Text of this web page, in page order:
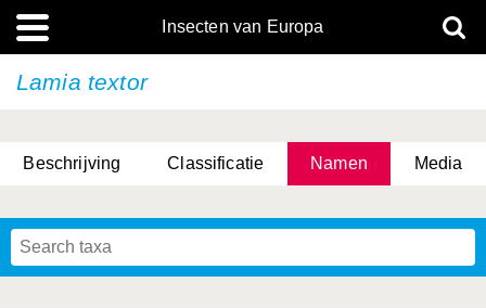
Insecten van Europa
Lamia textor
Beschrijving Classificatie Namen Media